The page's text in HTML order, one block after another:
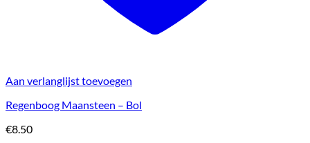
Aan verlanglijst toevoegen
Regenboog Maansteen – Bol
€8.50